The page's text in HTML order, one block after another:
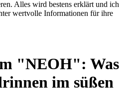
Alles wird bestens erklärt und ich
wertvolle Informationen für ihre
"NEOH": Was
im süßen